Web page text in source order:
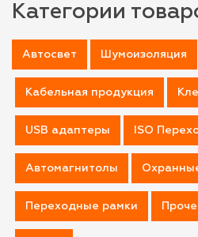
Категории
Автосвет Шумоизоляция
Кабельная продукция
USB адаптеры ISO
Автомагнитолы
Переходные рамки